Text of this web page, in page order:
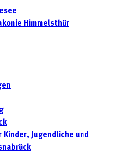
Himmelsthür
Jugendliche und